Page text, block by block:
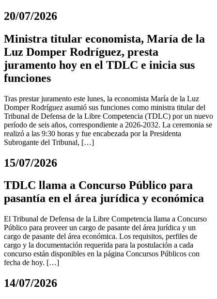
20/07/2026
Ministra titular economista, María de la
Luz Domper Rodríguez, presta
juramento hoy en el TDLC e inicia sus
funciones
Tras prestar juramento este lunes, la economista María de la Luz
Domper Rodríguez asumió sus funciones como ministra titular del
Tribunal de Defensa de la Libre Competencia (TDLC) por un nuevo
período de seis años, correspondiente a 2026-2032. La ceremonia se
realizó a las 9:30 horas y fue encabezada por la Presidenta
Subrogante del Tribunal, […]
15/07/2026
TDLC llama a Concurso Público para
pasantía en el área jurídica y económica
El Tribunal de Defensa de la Libre Competencia llama a Concurso
Público para proveer un cargo de pasante del área jurídica y un
cargo de pasante del área económica. Los requisitos, perfiles de
cargo y la documentación requerida para la postulación a cada
concurso están disponibles en la página Concursos Públicos con
fecha de hoy. […]
14/07/2026